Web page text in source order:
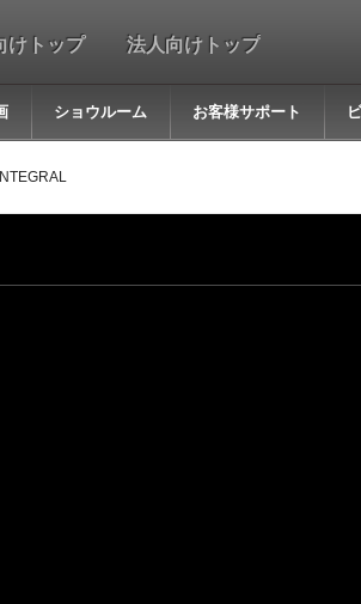
けトップ 法人向けトップ
ショウルーム お客様サポート
INTEGRAL